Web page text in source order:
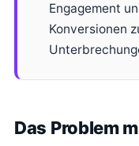
Engagement
Konversionen
Das Problem